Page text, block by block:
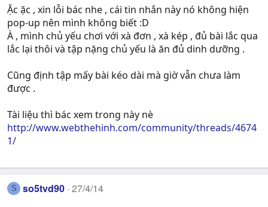
Ặc ặc , xin lỗi bác nhe , cái tin nhắn này nó không hiện
pop-up nên mình không biết :D
À , mình chủ yếu chơi với xà đơn , xà kép , đủ bài lắc qua
lắc lại thôi và tập nặng chủ yếu là ăn đủ dinh dưỡng .
Cũng định tập mấy bài kéo dài mà giờ vẫn chưa làm
được .
Tài liệu thì bác xem trong này nè
http://www.webthehinh.com/community/threads/4674
1/
S so5tvd90 27/4/14